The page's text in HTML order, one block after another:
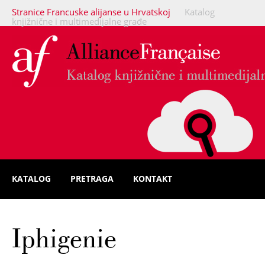
Stranice Francuske alijanse u Hrvatskoj
Katalog
knjižnične i multimedijalne građe
KATALOG PRETRAGA KONTAKT
Iphigenie